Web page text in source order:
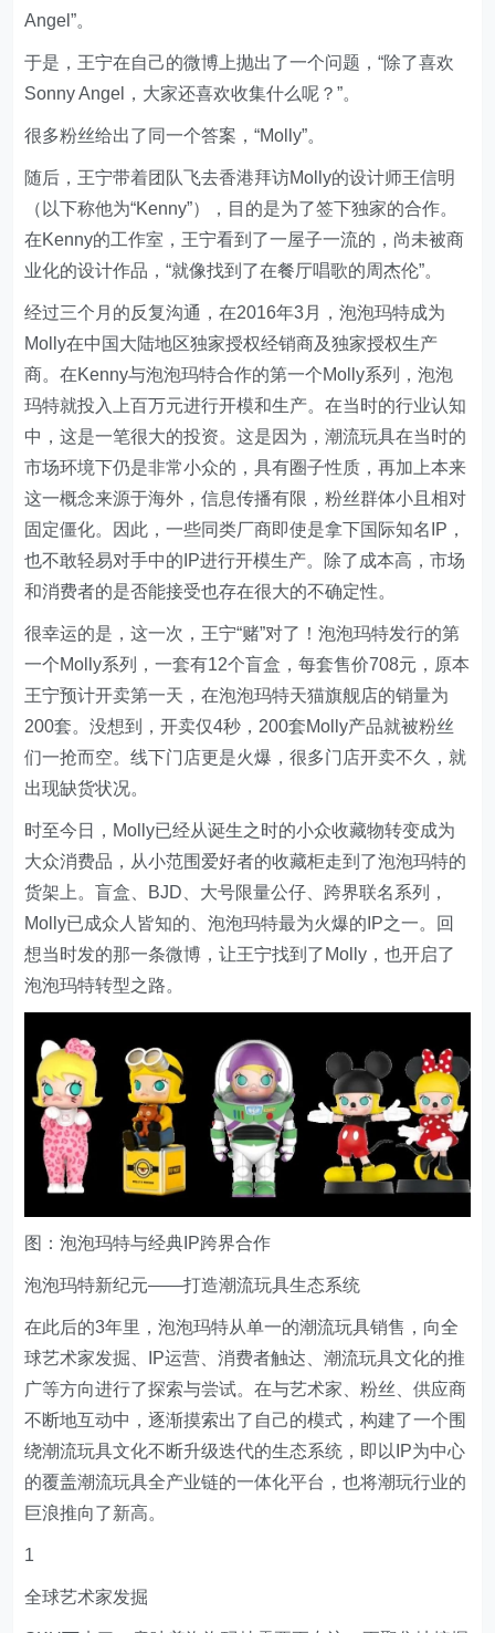
Angel”。
于是，王宁在自己的微博上抛出了一个问题，“除了喜欢
Sonny Angel，大家还喜欢收集什么呢？”。
很多粉丝给出了同一个答案，“Molly”。
随后，王宁带着团队飞去香港拜访Molly的设计师王信明
（以下称他为“Kenny”），目的是为了签下独家的合作。
在Kenny的工作室，王宁看到了一屋子一流的，尚未被商
业化的设计作品，“就像找到了在餐厅唱歌的周杰伦”。
经过三个月的反复沟通，在2016年3月，泡泡玛特成为
Molly在中国大陆地区独家授权经销商及独家授权生产
商。在Kenny与泡泡玛特合作的第一个Molly系列，泡泡
玛特就投入上百万元进行开模和生产。在当时的行业认知
中，这是一笔很大的投资。这是因为，潮流玩具在当时的
市场环境下仍是非常小众的，具有圈子性质，再加上本来
这一概念来源于海外，信息传播有限，粉丝群体小且相对
固定僵化。因此，一些同类厂商即使是拿下国际知名IP，
也不敢轻易对手中的IP进行开模生产。除了成本高，市场
和消费者的是否能接受也存在很大的不确定性。
很幸运的是，这一次，王宁“赌”对了！泡泡玛特发行的第
一个Molly系列，一套有12个盲盒，每套售价708元，原本
王宁预计开卖第一天，在泡泡玛特天猫旗舰店的销量为
200套。没想到，开卖仅4秒，200套Molly产品就被粉丝
们一抢而空。线下门店更是火爆，很多门店开卖不久，就
出现缺货状况。
时至今日，Molly已经从诞生之时的小众收藏物转变成为
大众消费品，从小范围爱好者的收藏柜走到了泡泡玛特的
货架上。盲盒、BJD、大号限量公仔、跨界联名系列，
Molly已成众人皆知的、泡泡玛特最为火爆的IP之一。回
想当时发的那一条微博，让王宁找到了Molly，也开启了
泡泡玛特转型之路。
图：泡泡玛特与经典IP跨界合作
泡泡玛特新纪元——打造潮流玩具生态系统
在此后的3年里，泡泡玛特从单一的潮流玩具销售，向全
球艺术家发掘、IP运营、消费者触达、潮流玩具文化的推
广等方向进行了探索与尝试。在与艺术家、粉丝、供应商
不断地互动中，逐渐摸索出了自己的模式，构建了一个围
绕潮流玩具文化不断升级迭代的生态系统，即以IP为中心
的覆盖潮流玩具全产业链的一体化平台，也将潮玩行业的
巨浪推向了新高。
1
全球艺术家发掘